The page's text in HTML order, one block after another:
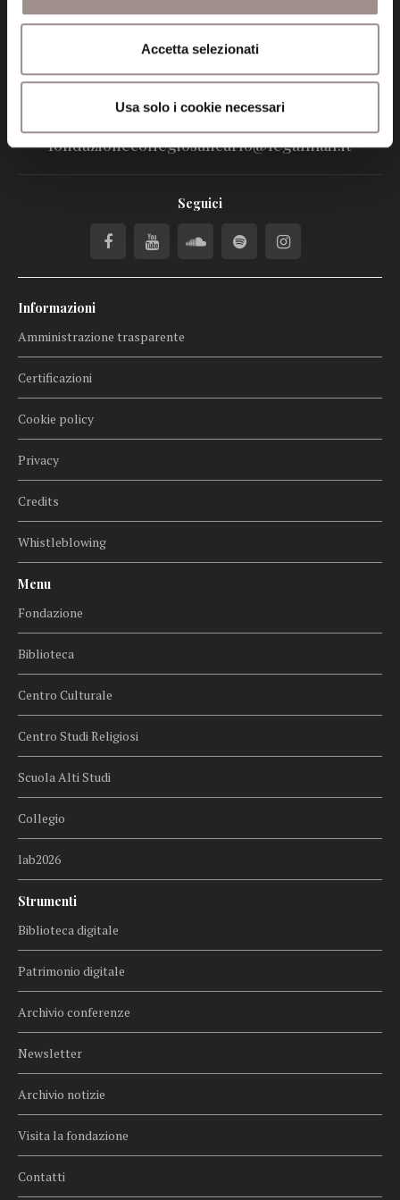
Accetta selezionati
Usa solo i cookie necessari
tel. 059.421211
fondazionecollegiosancarlo@legalmail.it
Seguici
Informazioni
Amministrazione trasparente
Certificazioni
Cookie policy
Privacy
Credits
Whistleblowing
Menu
Fondazione
Biblioteca
Centro Culturale
Centro Studi Religiosi
Scuola Alti Studi
Collegio
lab2026
Strumenti
Biblioteca digitale
Patrimonio digitale
Archivio conferenze
Newsletter
Archivio notizie
Visita la fondazione
Contatti